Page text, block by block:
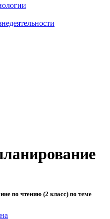
по чтению (2 класс) по теме